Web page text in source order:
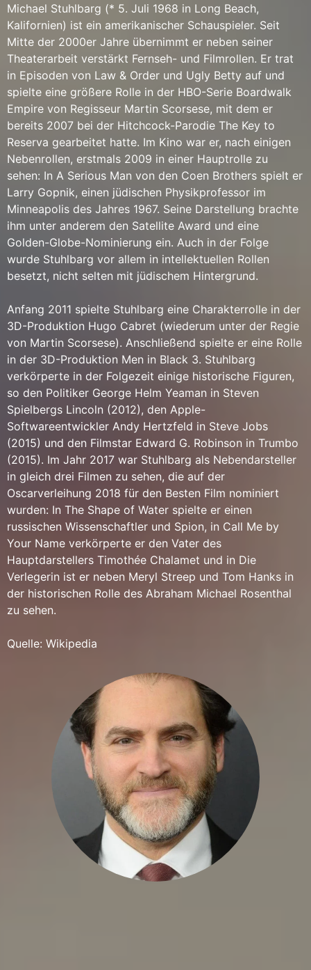
Michael Stuhlbarg (* 5. Juli 1968 in Long Beach,
Kalifornien) ist ein amerikanischer Schauspieler. Seit
Mitte der 2000er Jahre übernimmt er neben seiner
Theaterarbeit verstärkt Fernseh- und Filmrollen. Er trat
in Episoden von Law & Order und Ugly Betty auf und
spielte eine größere Rolle in der HBO-Serie Boardwalk
Empire von Regisseur Martin Scorsese, mit dem er
bereits 2007 bei der Hitchcock-Parodie The Key to
Reserva gearbeitet hatte. Im Kino war er, nach einigen
Nebenrollen, erstmals 2009 in einer Hauptrolle zu
sehen: In A Serious Man von den Coen Brothers spielt er
Larry Gopnik, einen jüdischen Physikprofessor im
Minneapolis des Jahres 1967. Seine Darstellung brachte
ihm unter anderem den Satellite Award und eine
Golden-Globe-Nominierung ein. Auch in der Folge
wurde Stuhlbarg vor allem in intellektuellen Rollen
besetzt, nicht selten mit jüdischem Hintergrund.
Anfang 2011 spielte Stuhlbarg eine Charakterrolle in der
3D-Produktion Hugo Cabret (wiederum unter der Regie
von Martin Scorsese). Anschließend spielte er eine Rolle
in der 3D-Produktion Men in Black 3. Stuhlbarg
verkörperte in der Folgezeit einige historische Figuren,
so den Politiker George Helm Yeaman in Steven
Spielbergs Lincoln (2012), den Apple-
Softwareentwickler Andy Hertzfeld in Steve Jobs
(2015) und den Filmstar Edward G. Robinson in Trumbo
(2015). Im Jahr 2017 war Stuhlbarg als Nebendarsteller
in gleich drei Filmen zu sehen, die auf der
Oscarverleihung 2018 für den Besten Film nominiert
wurden: In The Shape of Water spielte er einen
russischen Wissenschaftler und Spion, in Call Me by
Your Name verkörperte er den Vater des
Hauptdarstellers Timothée Chalamet und in Die
Verlegerin ist er neben Meryl Streep und Tom Hanks in
der historischen Rolle des Abraham Michael Rosenthal
zu sehen.
Quelle: Wikipedia